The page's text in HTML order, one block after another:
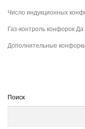
Число индукционных
Газ-контроль конфорок Да
Дополнительные
Поиск